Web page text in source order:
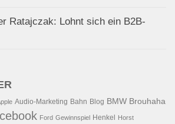
Ratajczak: Lohnt sich ein B2B-
Audio-Marketing Bahn Blog BMW Brouhaha
Ford Gewinnspiel Henkel Horst